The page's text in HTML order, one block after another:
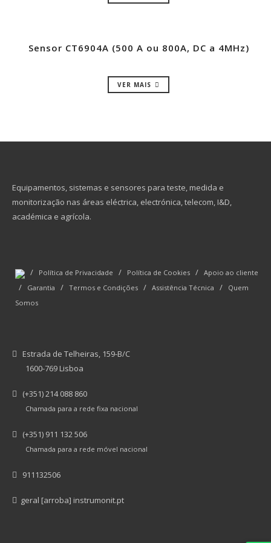
Sensor CT6904A (500 A ou 800A, DC a 4MHz)
VER MAIS
Equipamentos, sistemas e sensores para teste, medida e
monitorização nas áreas eléctrica, electrónica, telecom, I&D,
académica e agrícola.
/ Política de Privacidade / Política de Cookies / Apoio ao cliente
/ Garantia / Termos e Condições / Assistência Técnica /
Quem
Somos
Estrada de Telheiras, 159-B/C
1600-769 Lisboa
(+351) 214 088 860
Chamada para a rede fixa nacional
(+351) 911 132 506
Chamada para a rede móvel nacional
911132506
geral [arroba] instrumonit.pt